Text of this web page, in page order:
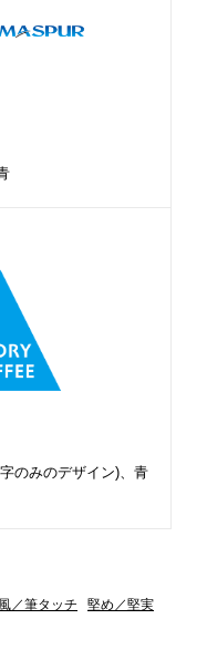
のみのデザイン)、青
／筆タッチ
堅め／堅実